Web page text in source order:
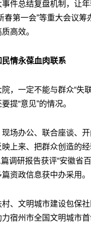
件总结复盘机制，让年
春第一会”等重大会议
高效。
情永葆血肉联系
，一定不能与群众“失
提“意见”的情况。
场办公、联合座谈、
上来、把群众创造的
调研报告获评“安徽省
资政信息获中办采用。
、文明城市建设包保
宿州市全国文明城市